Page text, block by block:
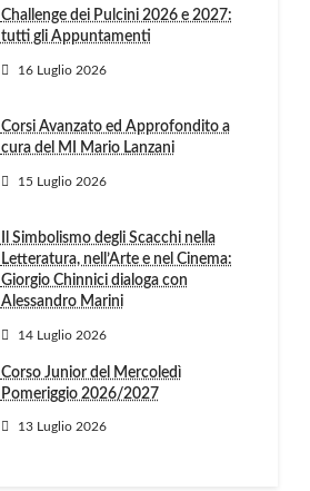
Challenge dei Pulcini 2026 e 2027:
tutti gli Appuntamenti
16 Luglio 2026
Corsi Avanzato ed Approfondito a
cura del MI Mario Lanzani
15 Luglio 2026
Il Simbolismo degli Scacchi nella
Letteratura, nell’Arte e nel Cinema:
Giorgio Chinnici dialoga con
Alessandro Marini
14 Luglio 2026
Corso Junior del Mercoledì
Pomeriggio 2026/2027
13 Luglio 2026